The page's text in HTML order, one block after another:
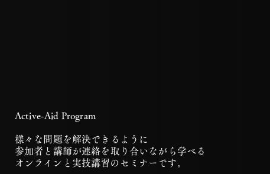
Active-Aid Program
様々な問題を解決できるように
参加者と講師が連絡を取り合いながら学べる
​オンラインと実技講習のセミナーです